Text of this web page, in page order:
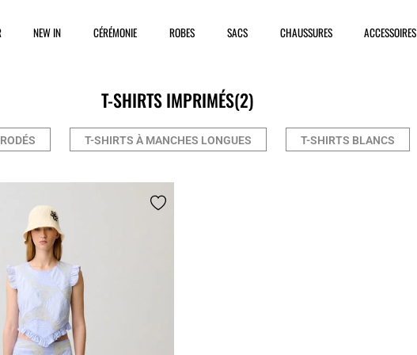
NEW IN CÉRÉMONIE ROBES SACS CHAUSSURES ACCESSOIRES
T-SHIRTS IMPRIMÉS(2)
T-SHIRTS À MANCHES LONGUES T-SHIRTS BLANCS